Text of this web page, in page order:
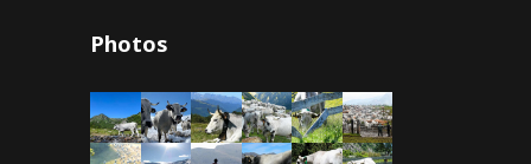
Photos